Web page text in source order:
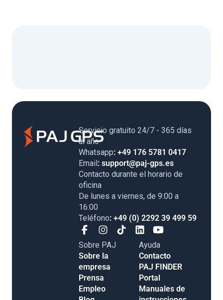
Servicio gratuito 24/7 - 365 días
al año
Whatsapp: +49 176 5781 0417
Email : support@paj-gps.es
Contacto durante el horario de
oficina
De lunes a viernes, de 9:00 a
16:00
Teléfono: +49 (0) 2292 39 499 59
Sobre PAJ
Sobre la
empresa
Prensa
Empleo
Ayuda
Contacto
PAJ FINDER
Portal
Manuales de